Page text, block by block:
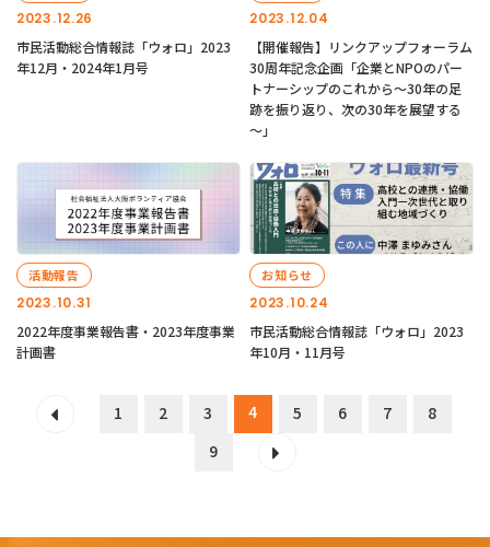
2023.12.26
市民活動総合情報誌「ウォロ」2023
年12月・2024年1月号
2023.12.04
【開催報告】リンクアップフォーラム
30周年記念企画「企業とNPOのパー
トナーシップのこれから～30年の足
跡を振り返り、次の30年を展望する
～」
2023.10.31
活動報告
2022年度事業報告書・2023年度事業
計画書
2023.10.24
お知らせ
市民活動総合情報誌「ウォロ」2023
年10月・11月号
1 2 3 4 5 6 7
8
9